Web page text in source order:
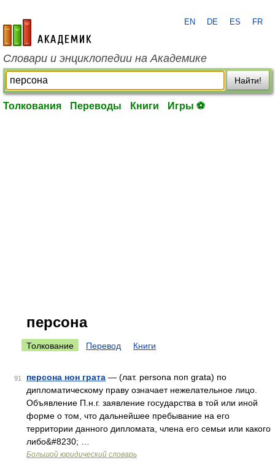
academic.ru
EN DE ES FR
Словари и энциклопедии на Академике
Найти!
Толкования Переводы Книги Игры ⚽
персона
Толкование Перевод Книги
91 персона нон грата — (лат. persona поп grata) по
дипломатическому праву означает нежелательное лицо.
Объявление П.н.г. заявление государства в той или иной
форме о том, что дальнейшее пребывание на его
территории данного дипломата, члена его семьи или какого
либо&#8230; …
Большой юридический словарь